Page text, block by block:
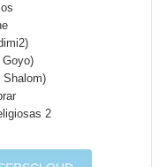
Shalom)
2